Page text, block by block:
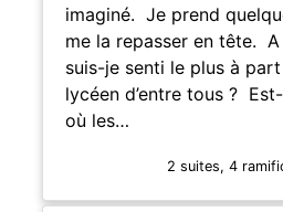
imaginé. Je prend
me la repasser en tête.
suis-je senti le plus à
lycéen d’entre tous ?
où les…
2 suites, 4